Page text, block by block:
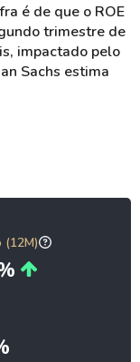
é de que o ROE
trimestre de
impactado pelo
Sachs estima
(12M)